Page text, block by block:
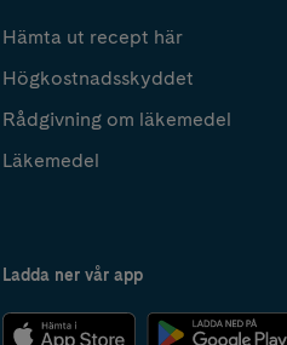
Hämta ut recept här
Högkostnadsskyddet
Rådgivning om läkemedel
Läkemedel
Ladda ner vår app